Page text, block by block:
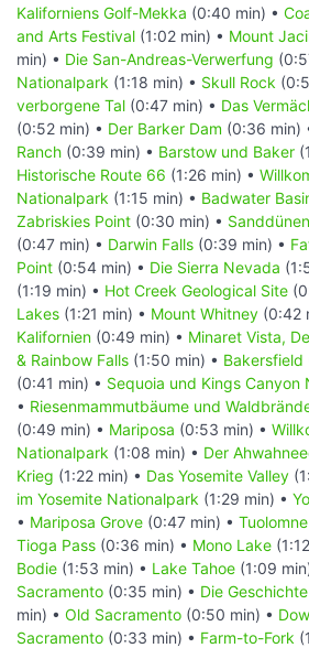
Kaliforniens Golf-Mekka (0:40 min) •
and Arts Festival (1:02 min) • Mount
min) • Die San-Andreas-Verwerfung
Nationalpark (1:18 min) • Skull Rock
verborgene Tal (0:47 min) • Das
(0:52 min) • Der Barker Dam (0:36 min)
Ranch (0:39 min) • Barstow und Baker
Historische Route 66 (1:26 min) •
Nationalpark (1:15 min) • Badwater
Zabriskies Point (0:30 min) •
(0:47 min) • Darwin Falls (0:39 min) •
Point (0:54 min) • Die Sierra Nevada
(1:19 min) • Hot Creek Geological Site
Lakes (1:21 min) • Mount Whitney (0:42
Kalifornien (0:49 min) • Minaret Vista,
& Rainbow Falls (1:50 min) • Bakersfield
(0:41 min) • Sequoia und Kings Canyon
• Riesenmammutbäume und
(0:49 min) • Mariposa (0:53 min) •
Nationalpark (1:08 min) • Der
Krieg (1:22 min) • Das Yosemite Valley
im Yosemite Nationalpark (1:29 min) •
• Mariposa Grove (0:47 min) •
Tioga Pass (0:36 min) • Mono Lake
Bodie (1:53 min) • Lake Tahoe (1:09
Sacramento (0:35 min) • Die
min) • Old Sacramento (0:50 min) •
Sacramento (0:33 min) • Farm-to-Fork